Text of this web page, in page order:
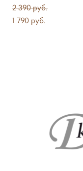
2 390 pуб.
1 790 pуб.